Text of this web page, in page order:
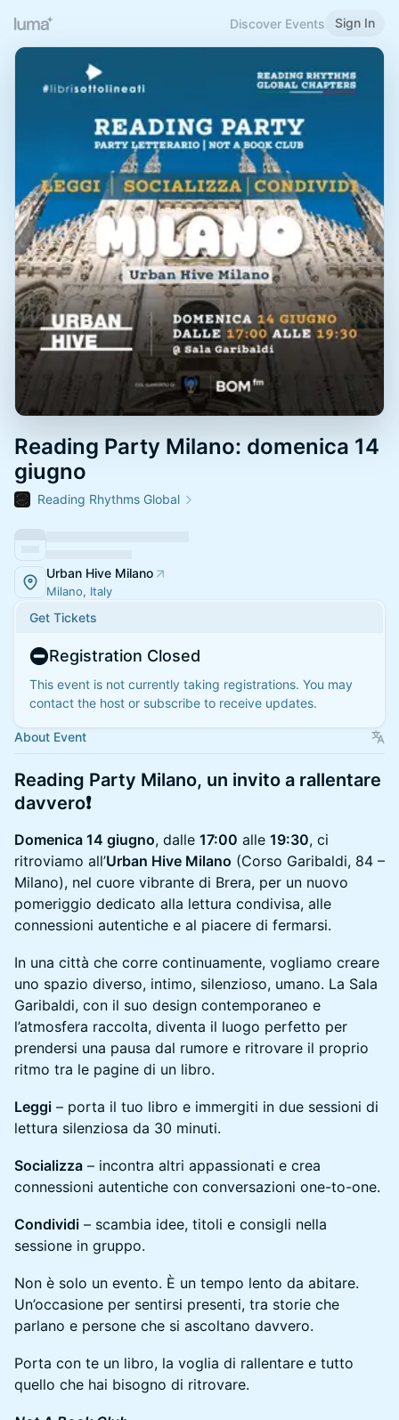
Discover Events Sign In
Reading Party Milano: domenica 14
giugno
Reading Rhythms Global
Urban Hive Milano
Milano, Italy
Get Tickets
Registration Closed
This event is not currently taking registrations. You may
contact the host or subscribe to receive updates.
About Event
Reading Party Milano, un invito a rallentare
davvero❗
Domenica 14 giugno, dalle 17:00 alle 19:30, ci
ritroviamo all’Urban Hive Milano (Corso Garibaldi, 84 –
Milano), nel cuore vibrante di Brera, per un nuovo
pomeriggio dedicato alla lettura condivisa, alle
connessioni autentiche e al piacere di fermarsi.
In una città che corre continuamente, vogliamo creare
uno spazio diverso, intimo, silenzioso, umano. La Sala
Garibaldi, con il suo design contemporaneo e
l’atmosfera raccolta, diventa il luogo perfetto per
prendersi una pausa dal rumore e ritrovare il proprio
ritmo tra le pagine di un libro.
Leggi – porta il tuo libro e immergiti in due sessioni di
lettura silenziosa da 30 minuti.
Socializza – incontra altri appassionati e crea
connessioni autentiche con conversazioni one-to-one.
Condividi – scambia idee, titoli e consigli nella
sessione in gruppo.
Non è solo un evento. È un tempo lento da abitare.
Un’occasione per sentirsi presenti, tra storie che
parlano e persone che si ascoltano davvero.
Porta con te un libro, la voglia di rallentare e tutto
quello che hai bisogno di ritrovare.